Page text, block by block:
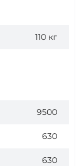
110 кг
9500
630
630